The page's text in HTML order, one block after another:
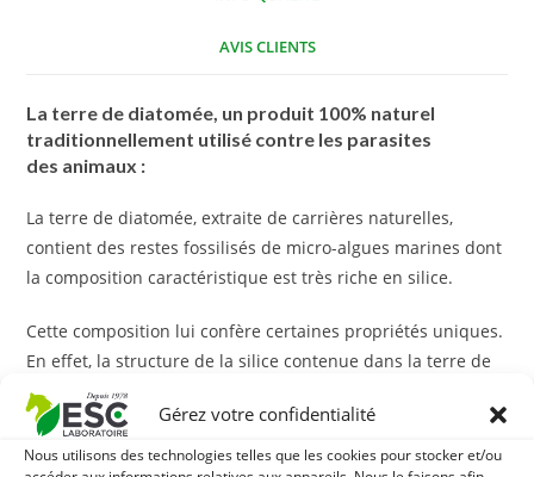
Gérez votre confidentialité
Nous utilisons des technologies telles que les cookies pour stocker et/ou
AVIS CLIENTS
La terre de diatomée, un produit 100% naturel
traditionnellement utilisé contre les parasites
des animaux :
La terre de diatomée, extraite de carrières naturelles,
contient des restes fossilisés de micro-algues marines dont
la composition caractéristique est très riche en silice.
Cette composition lui confère certaines propriétés uniques.
En effet, la structure de la silice contenue dans la terre de
diatomée est comparable à des microscopiques cristaux
qui agissent par dessiccation des parasites.